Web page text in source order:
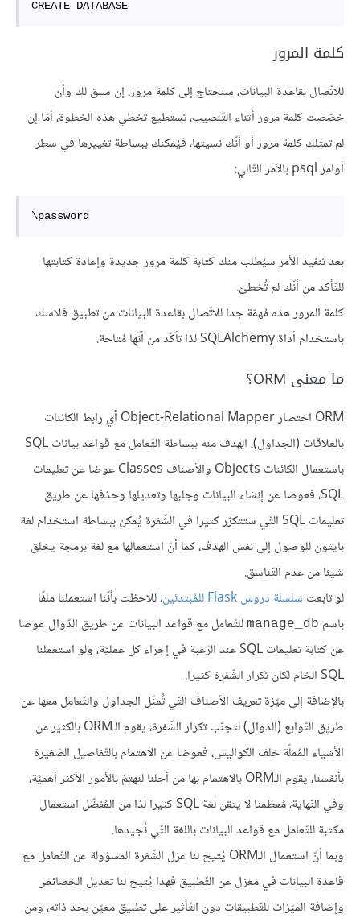
CREATE DATABASE
كلمة المرور
للاتّصال بقاعدة البيانات، سنحتاج إلى كلمة مرور، إن سبق لك وأن
خصّصت كلمة مرور أثناء التّنصيب، تستطيع تخطي هذه الخطوة، أمّا إن
لم تمتلك كلمة مرور أو أنّك نسيتها، فيُمكنك ببساطة تغييرها في سطر
أوامر psql بالأمر التّالي:
\password
بعد تنفيذ الأمر سيُطلب منك كتابة كلمة مرور جديدة وإعادة كتابتها
للتّأكد من أنّك لم تُخطئ.
كلمة المرور هذه مُهمّة جدا للاتّصال بقاعدة البيانات من تطبيق فلاسك
باستخدام أداة SQLAlchemy لذا تأكّد من أنّها مُتاحة.
ما معنى ORM؟
ORM اختصار Object-Relational Mapper أي رابط الكائنات
بالعلاقات (الجداول)، الهدف منه ببساطة التّعامل مع قواعد بيانات SQL
باستعمال الكائنات Objects والأصناف Classes عوضا عن تعليمات
SQL، فعوضا عن إنشاء البيانات وجلبها وتعديلها وحذفها عن طريق
تعليمات SQL التّي ستتكرّر كثيرا في الشّفرة يُمكن ببساطة استخدام لغة
بايثون للوصول إلى نفس الهدف، كما أنّ استعمالها مع لغة برمجة يخلق
شيئا من عدم التّناسق.
لو تابعت سلسلة دروس Flask للمُبتدئين
، للاحظت بأنّنا استعملنا ملفّا
باسم manage_db للتّعامل مع قواعد البيانات عن طريق الدّوال عوضا
عن كتابة تعليمات SQL عند الرّغبة في إجراء كل عمليّة، ولو استعملنا
SQL الخام لكان تكرار الشّفرة كثيرا.
بالإضافة إلى ميّزة تعريف الأصناف التّي تُمثّل الجداول والتّعامل معها عن
طريق التّوابع (الدوال) لتجنّب تكرار الشّفرة، يقوم الـORM بالكثير من
الأشياء المُملّة خلف الكواليس، فعوضا عن الاهتمام بالتّفاصيل الصّغيرة
بأنفسنا، يقوم الـORM بالاهتمام بها من أجلنا لنهتمّ بالأمور الأكثر أهميّة،
وفي النّهاية، مُعظمنا لا يتقن لغة SQL كثيرا لذا من المُفضّل استعمال
مكتبة للتّعامل مع قواعد البيانات باللغة التّي نُجيدها.
وبما أنّ استعمال الـORM يُتيح لنا عزل الشّفرة المسؤولة عن التّعامل مع
قاعدة البيانات في معزل عن التّطبيق فهذا يُتيح لنا تعديل الخصائص
وإضافة الميّزات للتّطبيقات دون التّأثير على تطبيق معيّن بحد ذاته، ومن